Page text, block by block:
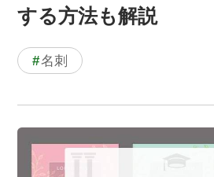
する方法も解説
#名刺